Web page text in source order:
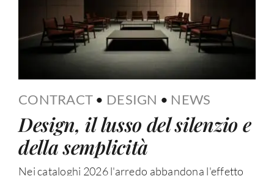
CONTRACT • DESIGN • NEWS
Design, il lusso del silenzio e
della semplicità
Nei cataloghi 2026 l'arredo abbandona l'effetto